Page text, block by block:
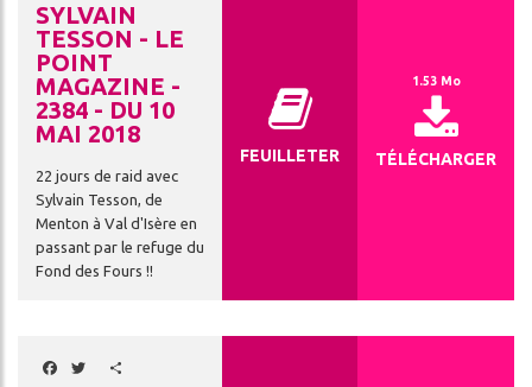
SYLVAIN
TESSON - LE
POINT
MAGAZINE -
2384 - DU 10
MAI 2018
22 jours de raid avec
Sylvain Tesson, de
Menton à Val d'Isère en
passant par le refuge du
Fond des Fours !!
FEUILLETER
1.53 Mo
TÉLÉCHARGER
Facebook
Twitter